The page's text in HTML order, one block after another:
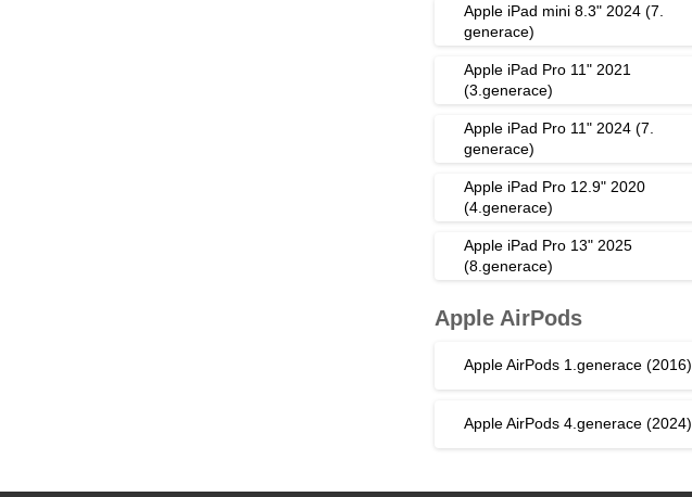
Apple iPad mini 8.3" 2024 (7.
generace)
Apple iPad Pro 11" 2021
(3.generace)
Apple iPad Pro 11" 2024 (7.
generace)
Apple iPad Pro 12.9" 2020
(4.generace)
Apple iPad Pro 13" 2025
(8.generace)
Apple AirPods
Apple AirPods 1.generace (2016)
Apple AirPods 4.generace (2024)